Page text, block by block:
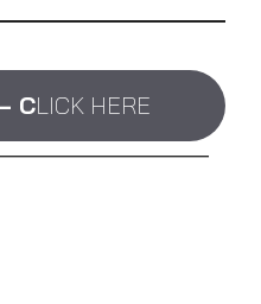
CLICK HERE